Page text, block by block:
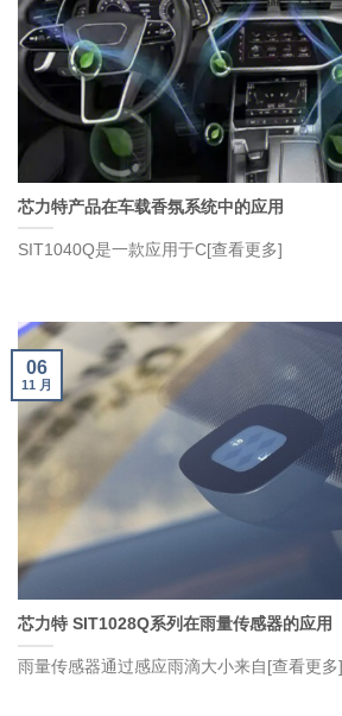
芯力特产品在车载香氛系统中的应用
SIT1040Q是一款应用于C[查看更多]
芯力特 SIT1028Q系列在雨量传感器的应用
雨量传感器通过感应雨滴大小来自[查看更多]
06
11 月